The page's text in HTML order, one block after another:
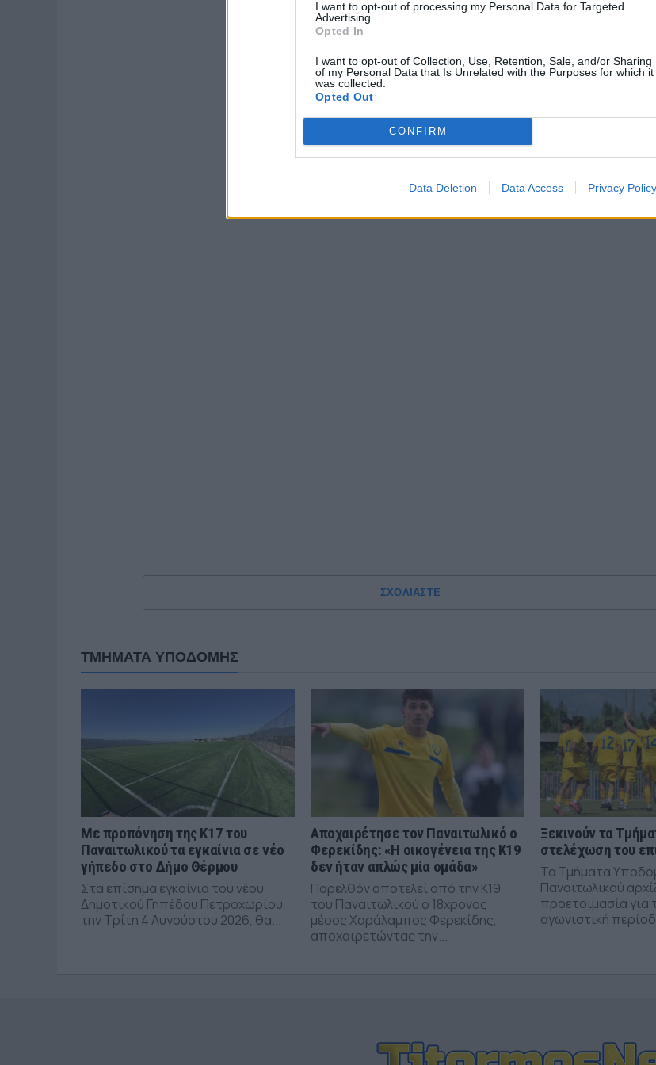
I want to opt-out of processing my Personal Data for Targeted
Advertising.
Opted In
I want to opt-out of Collection, Use, Retention, Sale, and/or Sharing
of my Personal Data that Is Unrelated with the Purposes for which it
was collected.
Opted Out
CONFIRM
Data Deletion Data Access Privacy Policy
ΣΧΟΛΙΑΣΤΕ
ΤΜΗΜΑΤΑ ΥΠΟΔΟΜΗΣ
Με προπόνηση της Κ17 του
Παναιτωλικού τα εγκαίνια σε νέο
γήπεδο στο Δήμο Θέρμου
Στα επίσημα εγκαίνια του νέου
Δημοτικού Γηπέδου Πετροχωρίου,
την Τρίτη 4 Αυγούστου 2026, θα...
Αποχαιρέτησε τον Παναιτωλικό ο
Φερεκίδης: «Η οικογένεια της Κ19
δεν ήταν απλώς μία ομάδα»
Παρελθόν αποτελεί από την Κ19
του Παναιτωλικού ο 18χρονος
μέσος Χαράλαμπος Φερεκίδης,
αποχαιρετώντας την...
Ξεκινούν τα
στελέχωση του
Τα Τμήματα
Παναιτωλικού
προετοιμασία για
αγωνιστική